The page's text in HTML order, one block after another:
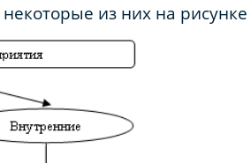
из них на рисунке